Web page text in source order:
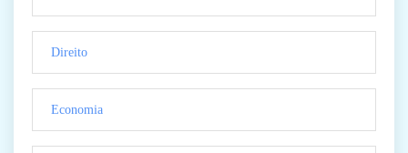
Direito
Economia